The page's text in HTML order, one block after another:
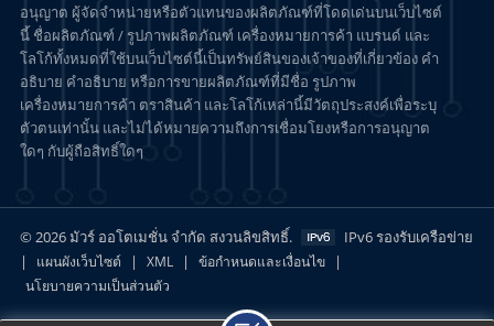
อนุญาต ผู้จัดจำหน่ายหรือตัวแทนของผลิตภัณฑ์ที่โดดเด่นบนเว็บไซต์
นี้ ชื่อผลิตภัณฑ์ / รูปภาพผลิตภัณฑ์ เครื่องหมายการค้า แบรนด์ และ
โลโก้ทั้งหมดที่ใช้บนเว็บไซต์นี้เป็นทรัพย์สินของเจ้าของที่เกี่ยวข้อง คำ
อธิบาย คำอธิบาย หรือการขายผลิตภัณฑ์ที่มีชื่อ รูปภาพ
เครื่องหมายการค้า ตราสินค้า และโลโก้เหล่านี้มีวัตถุประสงค์เพื่อระบุ
ตัวตนเท่านั้น และไม่ได้หมายความถึงการเชื่อมโยงหรือการอนุญาต
ใดๆ กับผู้ถือสิทธิ์ใดๆ
© 2026 มัวร์ ออโตเมชั่น จำกัด สงวนลิขสิทธิ์.
IPv6 รองรับเครือข่าย
|
แผนผังเว็บไซต์ | XML | ข้อกำหนดและเงื่อนไข |
นโยบายความเป็นส่วนตัว